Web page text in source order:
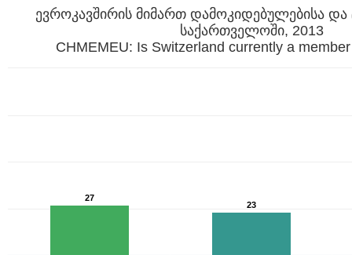
ევროკავშირის მიმართ დამოკიდებულებისა და
საქართველოში, 2013
CHMEMEU: Is Switzerland currently a
27
23